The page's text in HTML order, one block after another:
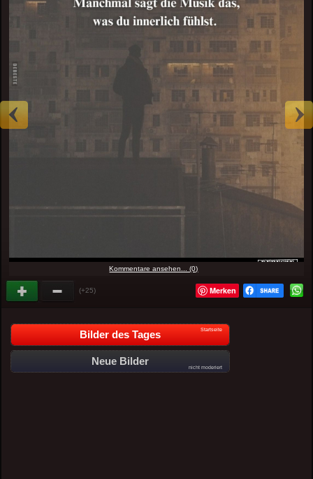
Kommentare ansehen... (0)
(+25) Merken
Bilder des Tages Startseite
Neue Bilder
nicht moderiert